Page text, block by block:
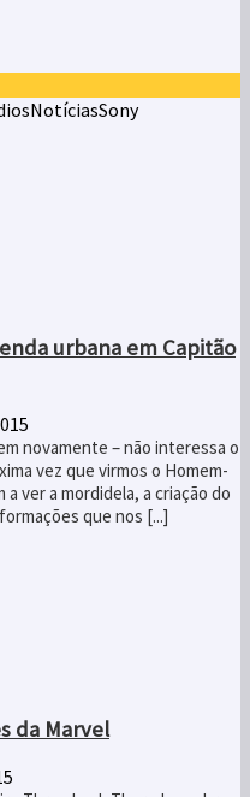
NotíciasSony
urbana em Capitão
novamente – não interessa o
vez que virmos o Homem-
ver a mordidela, a criação do
que nos [...]
da Marvel